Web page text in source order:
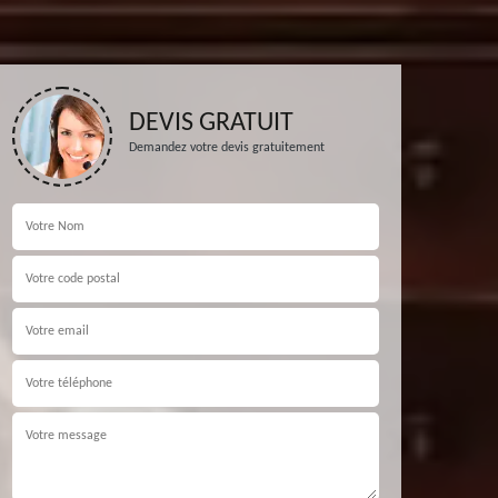
DEVIS GRATUIT
Demandez votre devis gratuitement